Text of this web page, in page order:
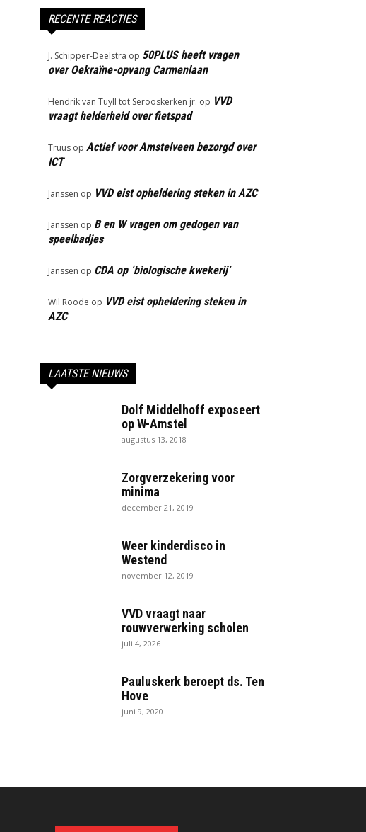
RECENTE REACTIES
J. Schipper-Deelstra op 50PLUS heeft vragen
over Oekraïne-opvang Carmenlaan
Hendrik van Tuyll tot Serooskerken jr. op VVD
vraagt helderheid over fietspad
Truus op Actief voor Amstelveen bezorgd over
ICT
Janssen op VVD eist opheldering steken in AZC
Janssen op B en W vragen om gedogen van
speelbadjes
Janssen op CDA op ‘biologische kwekerij’
Wil Roode op VVD eist opheldering steken in
AZC
LAATSTE NIEUWS
Dolf Middelhoff exposeert
op W-Amstel
augustus 13, 2018
Zorgverzekering voor
minima
december 21, 2019
Weer kinderdisco in
Westend
november 12, 2019
VVD vraagt naar
rouwverwerking scholen
juli 4, 2026
Pauluskerk beroept ds. Ten
Hove
juni 9, 2020